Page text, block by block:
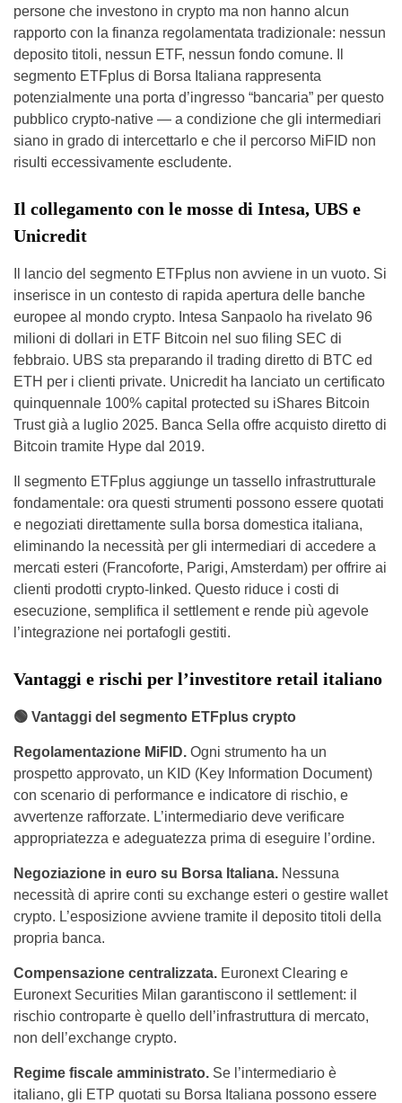
persone che investono in crypto ma non hanno alcun
rapporto con la finanza regolamentata tradizionale: nessun
deposito titoli, nessun ETF, nessun fondo comune. Il
segmento ETFplus di Borsa Italiana rappresenta
potenzialmente una porta d’ingresso “bancaria” per questo
pubblico crypto-native — a condizione che gli intermediari
siano in grado di intercettarlo e che il percorso MiFID non
risulti eccessivamente escludente.
Il collegamento con le mosse di Intesa, UBS e
Unicredit
Il lancio del segmento ETFplus non avviene in un vuoto. Si
inserisce in un contesto di rapida apertura delle banche
europee al mondo crypto. Intesa Sanpaolo ha rivelato 96
milioni di dollari in ETF Bitcoin nel suo filing SEC di
febbraio. UBS sta preparando il trading diretto di BTC ed
ETH per i clienti private. Unicredit ha lanciato un certificato
quinquennale 100% capital protected su iShares Bitcoin
Trust già a luglio 2025. Banca Sella offre acquisto diretto di
Bitcoin tramite Hype dal 2019.
Il segmento ETFplus aggiunge un tassello infrastrutturale
fondamentale: ora questi strumenti possono essere quotati
e negoziati direttamente sulla borsa domestica italiana,
eliminando la necessità per gli intermediari di accedere a
mercati esteri (Francoforte, Parigi, Amsterdam) per offrire ai
clienti prodotti crypto-linked. Questo riduce i costi di
esecuzione, semplifica il settlement e rende più agevole
l’integrazione nei portafogli gestiti.
Vantaggi e rischi per l’investitore retail italiano
🟢 Vantaggi del segmento ETFplus crypto
Regolamentazione MiFID. Ogni strumento ha un
prospetto approvato, un KID (Key Information Document)
con scenario di performance e indicatore di rischio, e
avvertenze rafforzate. L’intermediario deve verificare
appropriatezza e adeguatezza prima di eseguire l’ordine.
Negoziazione in euro su Borsa Italiana. Nessuna
necessità di aprire conti su exchange esteri o gestire wallet
crypto. L’esposizione avviene tramite il deposito titoli della
propria banca.
Compensazione centralizzata. Euronext Clearing e
Euronext Securities Milan garantiscono il settlement: il
rischio controparte è quello dell’infrastruttura di mercato,
non dell’exchange crypto.
Regime fiscale amministrato. Se l’intermediario è
italiano, gli ETP quotati su Borsa Italiana possono essere